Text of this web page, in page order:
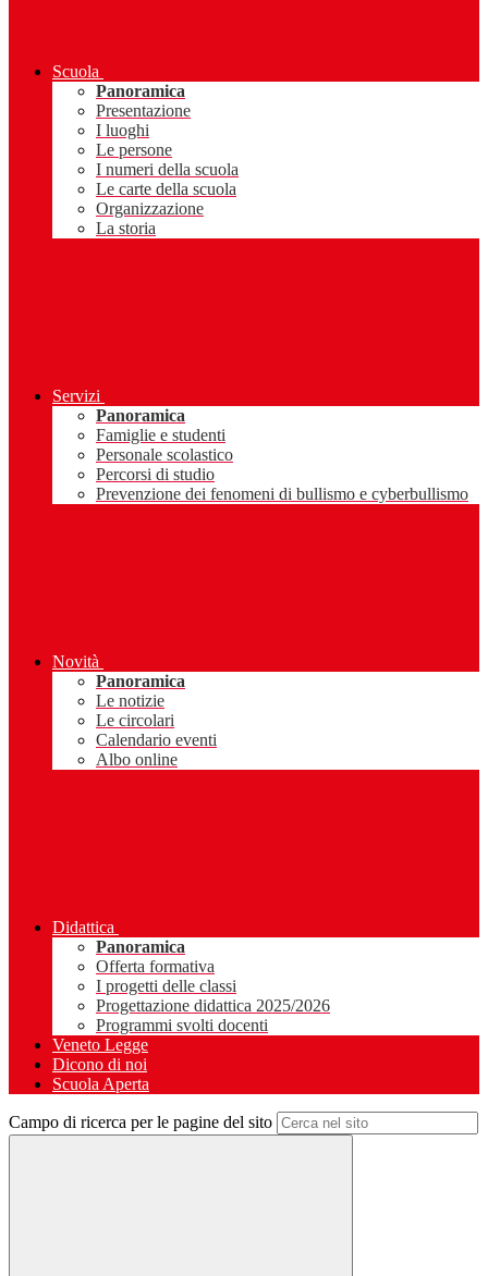
Scuola
Panoramica
Presentazione
I luoghi
Le persone
I numeri della scuola
Le carte della scuola
Organizzazione
La storia
Servizi
Panoramica
Famiglie e studenti
Personale scolastico
Percorsi di studio
Prevenzione dei fenomeni di bullismo e cyberbullismo
Novità
Panoramica
Le notizie
Le circolari
Calendario eventi
Albo online
Didattica
Panoramica
Offerta formativa
I progetti delle classi
Progettazione didattica 2025/2026
Programmi svolti docenti
Veneto Legge
Dicono di noi
Scuola Aperta
Campo di ricerca per le pagine del sito